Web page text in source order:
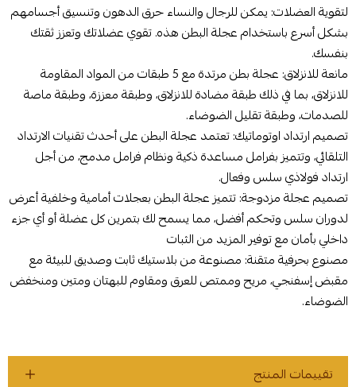
لتقوية العضلات: يمكن للرجال والنساء حرق الدهون وتنسيق أجسامهم
بشكل أسرع باستخدام عجلة البطن هذه. تقوي عضلاتك وتعزز ثقتك
بنفسك.
مانعة للانزلاق: عجلة بطن مرتدة مع 5 طبقات من المواد المقاومة
للانزلاق، بما في ذلك طبقة مضادة للانزلاق، وطبقة معززة، وطبقة ماصة
للصدمات، وطبقة تقليل الضوضاء.
تصميم ارتداد اوتوماتيك: تعتمد عجلة البطن على أحدث تقنيات الارتداد
التلقائي، وتتميز بفرامل مساعدة ذكية ونظام فرامل مدمج، من أجل
ارتداد فولاذي سلس وفعال.
تصميم عجلة مزدوجة: تتميز عجلة البطن بعجلات أمامية وخلفية أعرض
لدوران سلس وتحكم أفضل، مما يسمح لك بتمرين كل عضلة أو أي جزء
داخلي بأمان مع توفير المزيد من الثبات
مصنوع بحرفية متقنة: مصنوعة من بلاستيك ثابت وصديق للبيئة مع
مقبض إسفنجي، مريح وممتص للعرق ومقاوم للبهتان ومتين ومنخفض
الضوضاء.
تقييمات المنتج